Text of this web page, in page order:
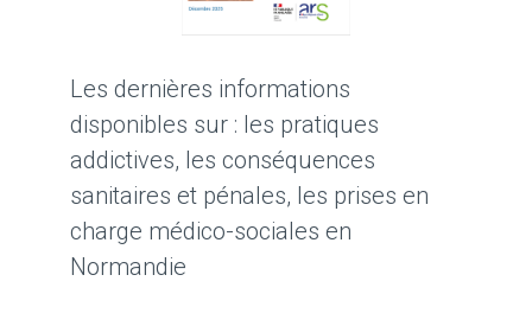
Les dernières informations
disponibles sur : les pratiques
addictives, les conséquences
sanitaires et pénales, les prises en
charge médico-sociales en
Normandie